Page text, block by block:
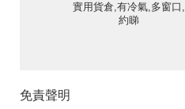
實用貨倉,有冷氣,多窗口,
約睇
免責聲明